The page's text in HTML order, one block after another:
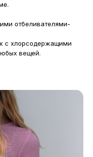
отбеливателями-
с хлорсодержащими
вещей.